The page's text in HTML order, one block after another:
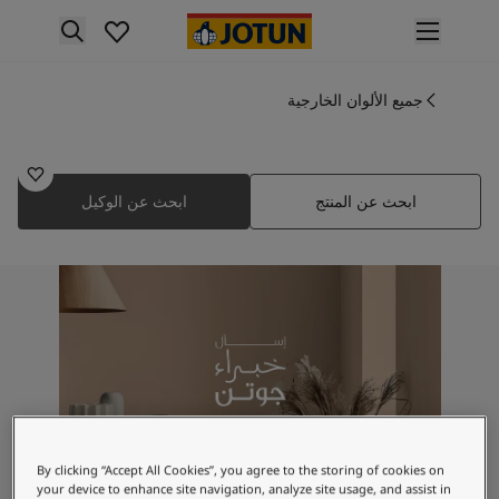
nav label
منتجات الدهان الداخلي
جميع المنتجات الخارجية
ألوان الدهانات الداخلية
جميع ألوان الديكور الداخلي
عينات ألوان جوتن
الإلهام
إلهام ألوان الدهان الخارجي
جميع الألوان الخارجية
ابحث عن المنتج ابحث عن الوكيل
By clicking “Accept All Cookies”, you agree to the storing of cookies on
your device to enhance site navigation, analyze site usage, and assist in